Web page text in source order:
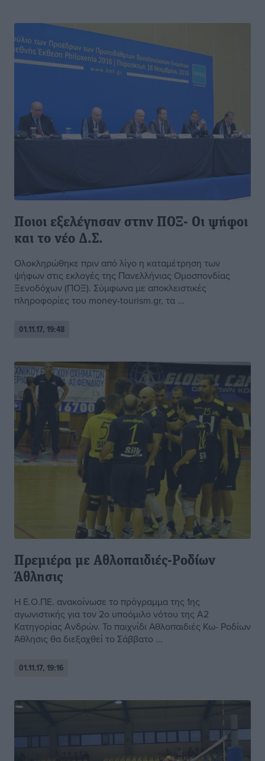
Ποιοι εξελέγησαν στην ΠΟΞ- Οι ψήφοι
και το νέο Δ.Σ.
Ολοκληρώθηκε πριν από λίγο η καταμέτρηση των
ψήφων στις εκλογές της Πανελλήνιας Ομοσπονδίας
Ξενοδόχων (ΠΟΞ). Σύμφωνα με αποκλειστικές
πληροφορίες του money-tourism.gr, τα ...
01.11.17, 19:48
Πρεμιέρα με Αθλοπαιδιές-Ροδίων
Άθλησις
Η Ε.Ο.ΠΕ. ανακοίνωσε το πρόγραμμα της 1ης
αγωνιστικής για τον 2ο υποόμιλο νότου της Α2
Κατηγορίας Ανδρών. Το παιχνίδι Αθλοπαιδιές Κω- Ροδίων
Άθλησις θα διεξαχθεί το Σάββατο ...
01.11.17, 19:16